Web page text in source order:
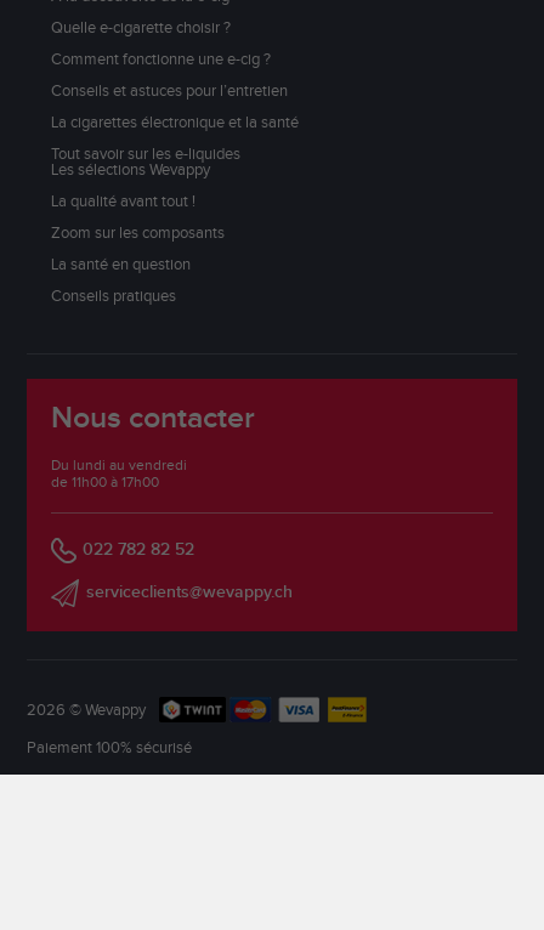
Quelle e-cigarette choisir ?
Comment fonctionne une e-cig ?
Conseils et astuces pour l’entretien
La cigarettes électronique et la santé
Tout savoir sur les e-liquides
Les sélections Wevappy
La qualité avant tout !
Zoom sur les composants
La santé en question
Conseils pratiques
Nous contacter
Du lundi au vendredi
de 11h00 à 17h00
022 782 82 52
serviceclients@wevappy.ch
2026 © Wevappy
Paiement 100% sécurisé